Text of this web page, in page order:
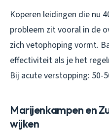
Koperen leidingen die nu
probleem zit vooral in de
zich vetophoping vormt.
effectiviteit als je het
Bij acute verstopping: 50-
Marijenkampen en
wijken